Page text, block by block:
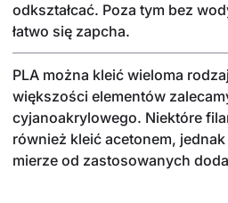
odkształcać. Poza tym bez
łatwo się zapcha.
PLA można kleić wieloma
większości elementów
cyjanoakrylowego. Niektóre
również kleić acetonem,
mierze od zastosowanych